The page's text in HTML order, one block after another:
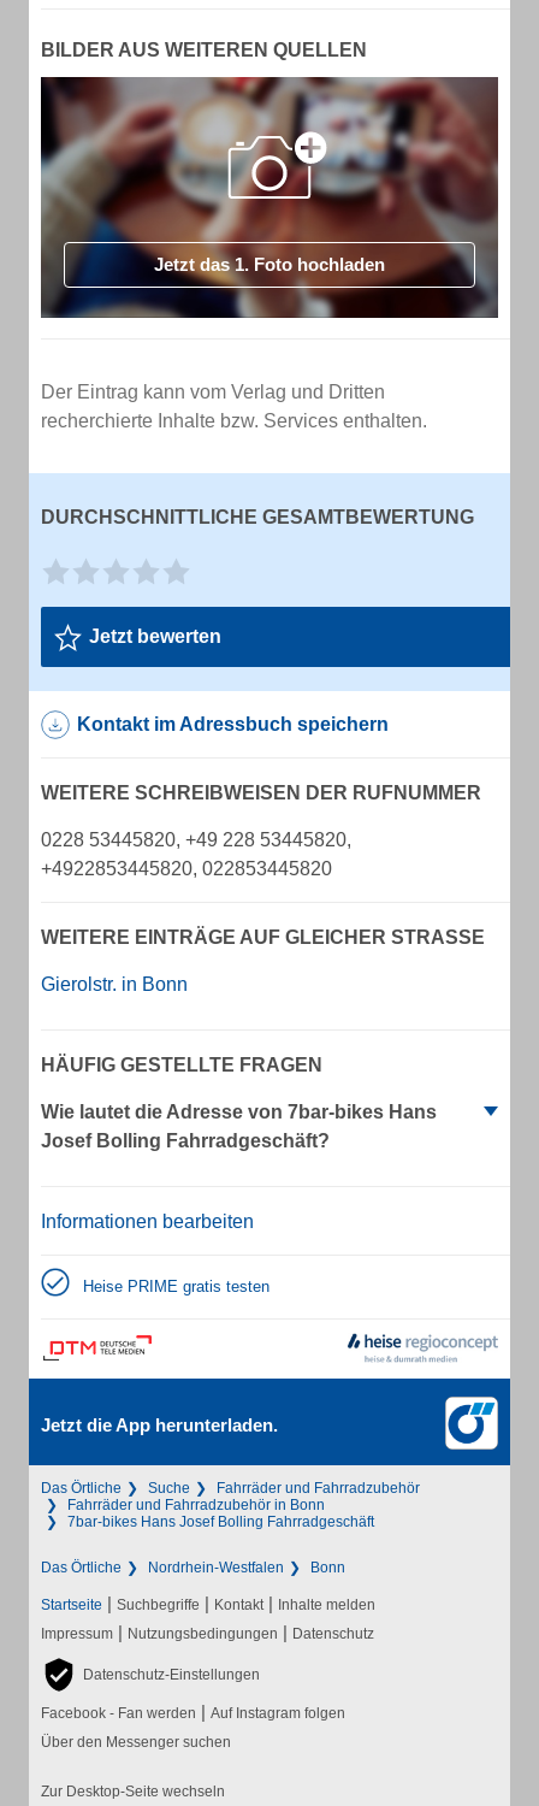
BILDER AUS WEITEREN QUELLEN
Jetzt das 1. Foto hochladen
Der Eintrag kann vom Verlag und Dritten
recherchierte Inhalte bzw. Services enthalten.
DURCHSCHNITTLICHE GESAMTBEWERTUNG
Jetzt bewerten
Kontakt im Adressbuch speichern
WEITERE SCHREIBWEISEN DER RUFNUMMER
0228 53445820, +49 228 53445820,
+4922853445820, 022853445820
WEITERE EINTRÄGE AUF GLEICHER STRASSE
Gierolstr. in Bonn
HÄUFIG GESTELLTE FRAGEN
Wie lautet die Adresse von 7bar-bikes Hans
Josef Bolling Fahrradgeschäft?
Informationen bearbeiten
Heise PRIME gratis testen
Jetzt die App herunterladen.
Das Örtliche Suche
Fahrräder und Fahrradzubehör
Fahrräder und Fahrradzubehör in Bonn
7bar-bikes Hans Josef Bolling Fahrradgeschäft
Das Örtliche Nordrhein-Westfalen Bonn
Startseite | Suchbegriffe | Kontakt | Inhalte melden
Impressum | Nutzungsbedingungen | Datenschutz
Datenschutz-Einstellungen
Facebook - Fan werden | Auf Instagram folgen
Über den Messenger suchen
Zur Desktop-Seite wechseln